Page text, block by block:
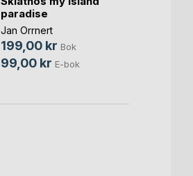
paradise
Jan Orrnert
199,00 kr Bok
99,00 kr E-bok